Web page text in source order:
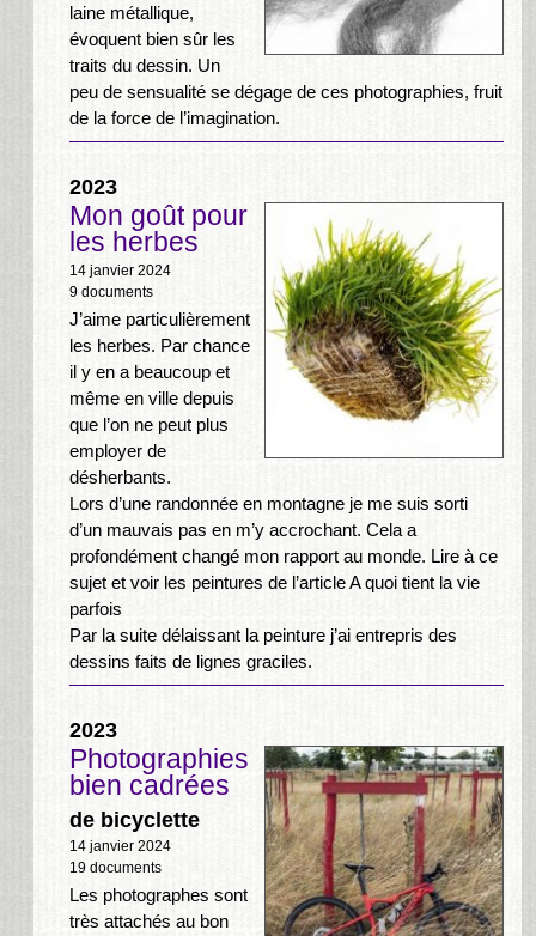
laine métallique,
évoquent bien sûr les
traits du dessin. Un
peu de sensualité se dégage de ces photographies, fruit
de la force de l’imagination.
2023
Mon goût pour
les herbes
14 janvier 2024
9 documents
J’aime particulièrement
les herbes. Par chance
il y en a beaucoup et
même en ville depuis
que l’on ne peut plus
employer de
désherbants.
Lors d’une randonnée en montagne je me suis sorti
d’un mauvais pas en m’y accrochant. Cela a
profondément changé mon rapport au monde. Lire à ce
sujet et voir les peintures de l’article A quoi tient la vie
parfois
Par la suite délaissant la peinture j’ai entrepris des
dessins faits de lignes graciles.
2023
Photographies
bien cadrées
de bicyclette
14 janvier 2024
19 documents
Les photographes sont
très attachés au bon